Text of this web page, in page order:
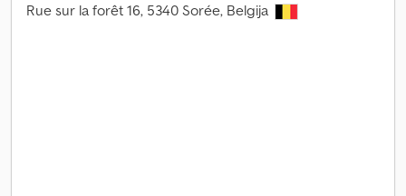
Rue sur la forêt 16, 5340 Sorée, Belgija